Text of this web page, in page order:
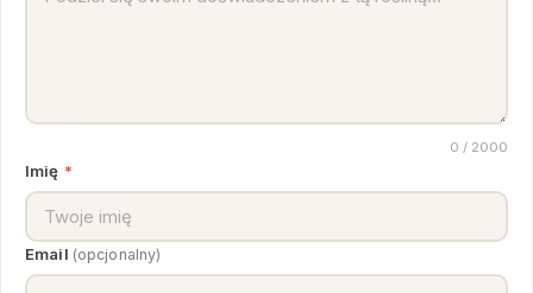
0 / 2000
Imię *
Email (opcjonalny)